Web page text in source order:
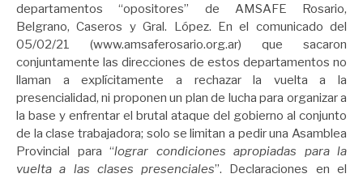
departamentos “opositores” de AMSAFE Rosario,
Belgrano, Caseros y Gral. López. En el comunicado del
05/02/21 (www.amsaferosario.org.ar) que sacaron
conjuntamente las direcciones de estos departamentos no
llaman a explícitamente a rechazar la vuelta a la
presencialidad, ni proponen un plan de lucha para organizar a
la base y enfrentar el brutal ataque del gobierno al conjunto
de la clase trabajadora; solo se limitan a pedir una Asamblea
Provincial para “lograr condiciones apropiadas para la
vuelta a las clases presenciales”. Declaraciones en el